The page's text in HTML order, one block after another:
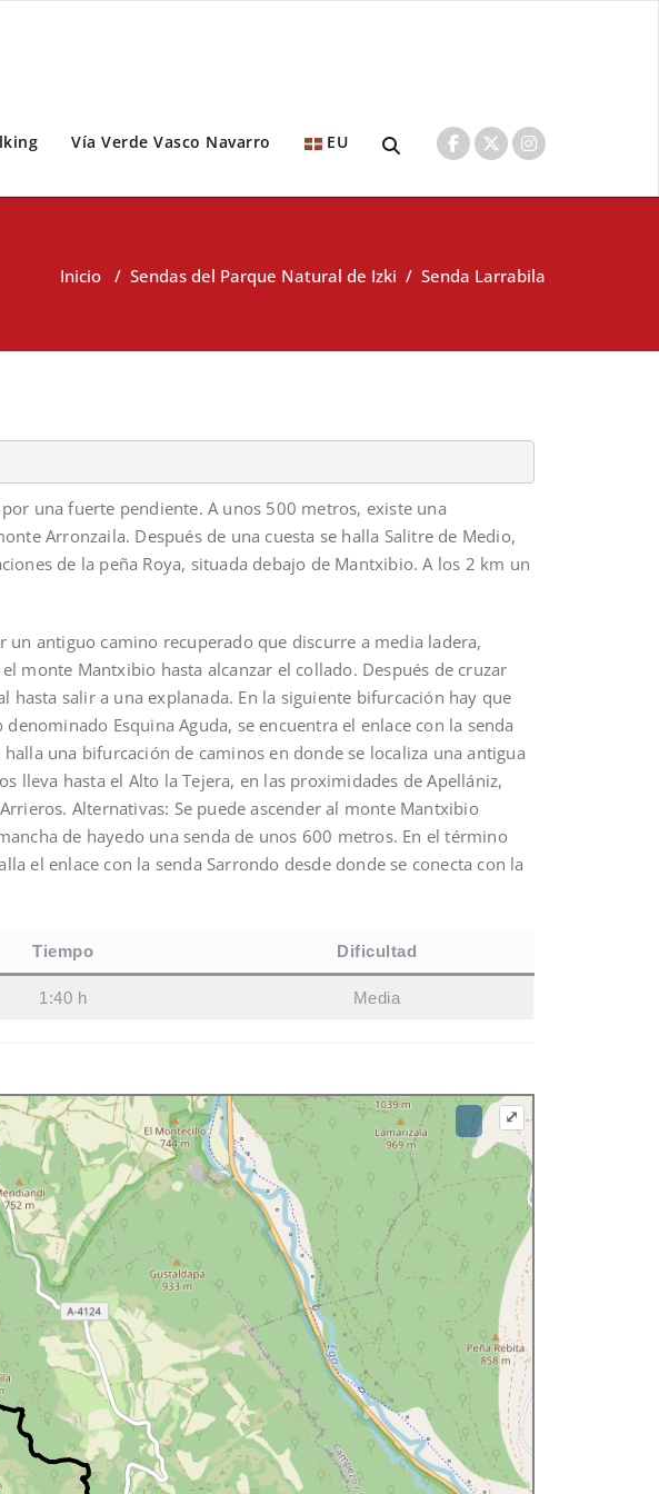
Vía Verde Vasco Navarro EU
Inicio / Sendas del Parque Natural de Izki / Senda Larrabila
una fuerte pendiente. A unos 500 metros, existe una
Arronzaila. Después de una cuesta se halla Salitre de Medio,
de la peña Roya, situada debajo de Mantxibio. A los 2 km un
un antiguo camino recuperado que discurre a media ladera,
monte Mantxibio hasta alcanzar el collado. Después de cruzar
hasta salir a una explanada. En la siguiente bifurcación hay que
Esquina Aguda, se encuentra el enlace con la senda
una bifurcación de caminos en donde se localiza una antigua
lleva hasta el Alto la Tejera, en las proximidades de Apellániz,
Alternativas: Se puede ascender al monte Mantxibio
de hayedo una senda de unos 600 metros. En el término
el enlace con la senda Sarrondo desde donde se conecta con la
Tiempo Dificultad
1:40 h Media
⤢